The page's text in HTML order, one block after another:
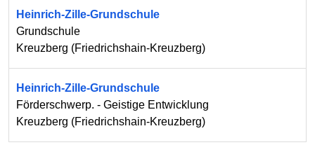
Heinrich-Zille-Grundschule
Grundschule
Kreuzberg (Friedrichshain-Kreuzberg)
Heinrich-Zille-Grundschule
Förderschwerp. - Geistige Entwicklung
Kreuzberg (Friedrichshain-Kreuzberg)